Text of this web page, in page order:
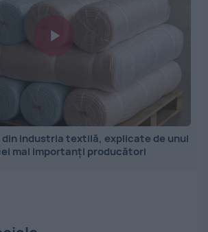
din industria textilă, explicate de unul
mai importanți producători